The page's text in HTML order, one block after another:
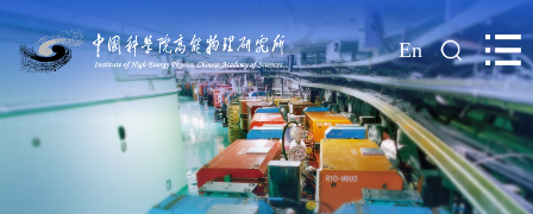
| En